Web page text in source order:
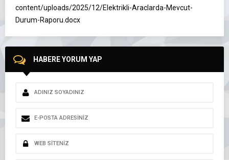
content/uploads/2025/12/Elektrikli-Araclarda-Mevcut-
Durum-Raporu.docx
HABERE YORUM YAP